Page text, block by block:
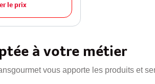
le prix
à votre métier
vous apporte les produits et